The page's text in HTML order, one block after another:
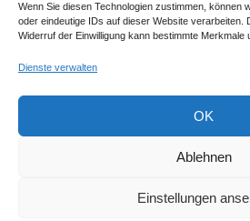
Wenn Sie diesen Technologien zustimmen, können
oder eindeutige IDs auf dieser Website verarbeiten.
Widerruf der Einwilligung kann bestimmte Merkmale
Dienste verwalten
OK
Ablehnen
Einstellungen
AGB
Sitemap
Awantego.com